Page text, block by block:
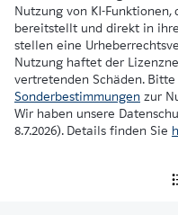
Nutzung von KI-
bereitstellt und direkt in
stellen eine
Nutzung haftet der
vertretenden Schäden.
Sonderbestimmungen zur
Wir haben unsere
8.7.2026). Details finden Sie